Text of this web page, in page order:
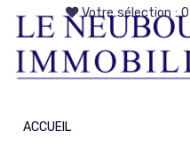
Votre sélection :
ACCUEIL